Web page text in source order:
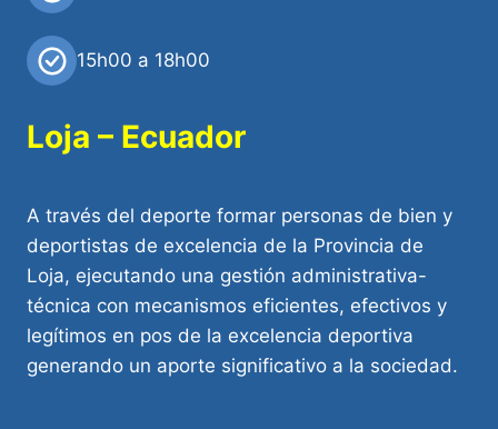
15h00 a 18h00
Loja – Ecuador
A través del deporte formar personas de bien y
deportistas de excelencia de la Provincia de
Loja, ejecutando una gestión administrativa-
técnica con mecanismos eficientes, efectivos y
legítimos en pos de la excelencia deportiva
generando un aporte significativo a la sociedad.